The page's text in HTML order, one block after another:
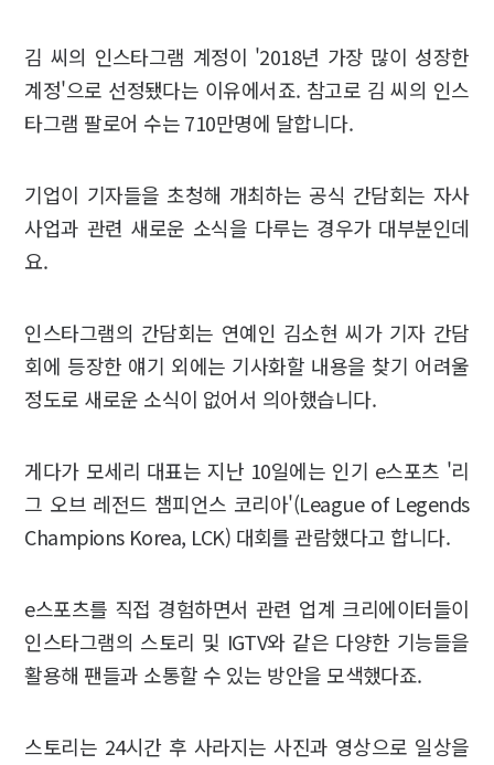
김 씨의 인스타그램 계정이 '2018년 가장 많이 성장한
계정'으로 선정됐다는 이유에서죠. 참고로 김 씨의 인스
타그램 팔로어 수는 710만명에 달합니다.
기업이 기자들을 초청해 개최하는 공식 간담회는 자사
사업과 관련 새로운 소식을 다루는 경우가 대부분인데
요.
인스타그램의 간담회는 연예인 김소현 씨가 기자 간담
회에 등장한 얘기 외에는 기사화할 내용을 찾기 어려울
정도로 새로운 소식이 없어서 의아했습니다.
게다가 모세리 대표는 지난 10일에는 인기 e스포츠 '리
그 오브 레전드 챔피언스 코리아'(League of Legends
Champions Korea, LCK) 대회를 관람했다고 합니다.
e스포츠를 직접 경험하면서 관련 업계 크리에이터들이
인스타그램의 스토리 및 IGTV와 같은 다양한 기능들을
활용해 팬들과 소통할 수 있는 방안을 모색했다죠.
스토리는 24시간 후 사라지는 사진과 영상으로 일상을